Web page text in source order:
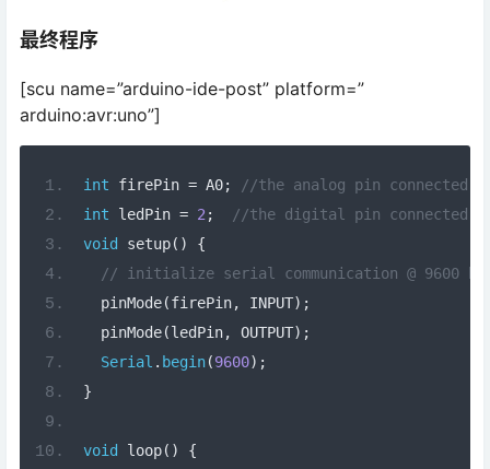
最终程序
[scu name=”arduino-ide-post” platform=”
arduino:avr:uno”]
int firePin = A0;
//the analog pin connected
int ledPin = 2 ;
//the digital pin connected
void setup()
{
// initialize serial communication @ 9600
  pinMode
(firePin, INPUT);
  pinMode
(ledPin, OUTPUT);
Serial . begin(9600);
}
void loop()
{